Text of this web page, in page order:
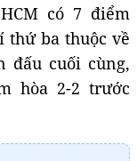
có 7 điểm
thứ ba thuộc về
đấu cuối cùng,
hòa 2-2 trước